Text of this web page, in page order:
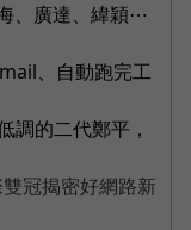
、廣達、緯穎⋯
、自動跑完工
調的二代鄭平，
冠揭密好網路新